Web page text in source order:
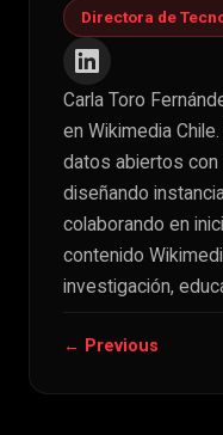
Directora de
Carla Toro
en Wikimedia
datos abiertos con
diseñando
colaborando en
contenido
investigación,
← Previous